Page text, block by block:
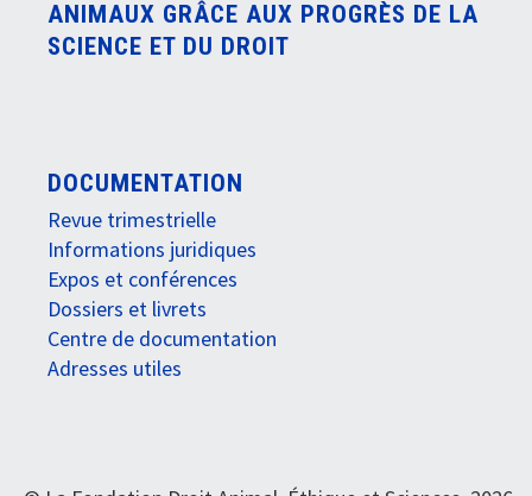
ANIMAUX GRÂCE AUX PROGRÈS DE LA
SCIENCE ET DU DROIT
DOCUMENTATION
Revue trimestrielle
Informations juridiques
Expos et conférences
Dossiers et livrets
Centre de documentation
Adresses utiles